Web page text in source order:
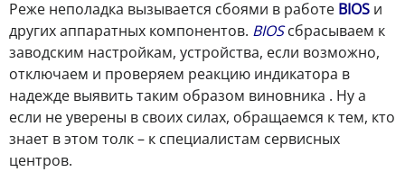
Реже неполадка вызывается сбоями в работе BIOS и
других аппаратных компонентов. BIOSсбрасываем к
заводским настройкам, устройства, если возможно,
отключаем и проверяем реакцию индикатора в
надежде выявить таким образом виновника . Ну а
если не уверены в своих силах, обращаемся к тем, кто
знает в этом толк – к специалистам сервисных
центров.